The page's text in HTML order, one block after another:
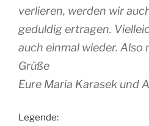
verlieren, werden wir
geduldig ertragen.
auch einmal wieder. Also
Grüße
Eure Maria Karasek und
Legende: